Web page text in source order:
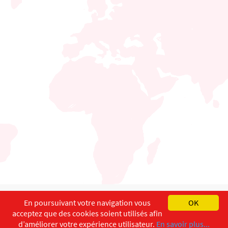
English Français
Copyright ©ISEC-AdW Aspects légaux
OK
En poursuivant votre navigation vous
acceptez que des cookies soient utilisés afin
d’améliorer votre expérience utilisateur. En savoir plus...